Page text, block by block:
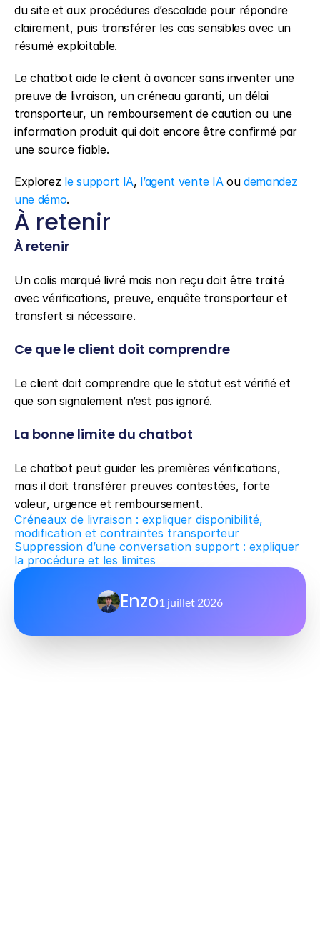
du site et aux procédures d’escalade pour répondre
clairement, puis transférer les cas sensibles avec un
résumé exploitable.
Le chatbot aide le client à avancer sans inventer une
preuve de livraison, un créneau garanti, un délai
transporteur, un remboursement de caution ou une
information produit qui doit encore être confirmé par
une source fiable.
Explorez le support IA, l’agent vente IA ou demandez
une démo.
À retenir
À retenir
Un colis marqué livré mais non reçu doit être traité
avec vérifications, preuve, enquête transporteur et
transfert si nécessaire.
Ce que le client doit comprendre
Le client doit comprendre que le statut est vérifié et
que son signalement n’est pas ignoré.
La bonne limite du chatbot
Le chatbot peut guider les premières vérifications,
mais il doit transférer preuves contestées, forte
valeur, urgence et remboursement.
Créneaux de livraison : expliquer disponibilité,
modification et contraintes transporteur
Suppression d’une conversation support : expliquer
la procédure et les limites
Enzo1 juillet 2026